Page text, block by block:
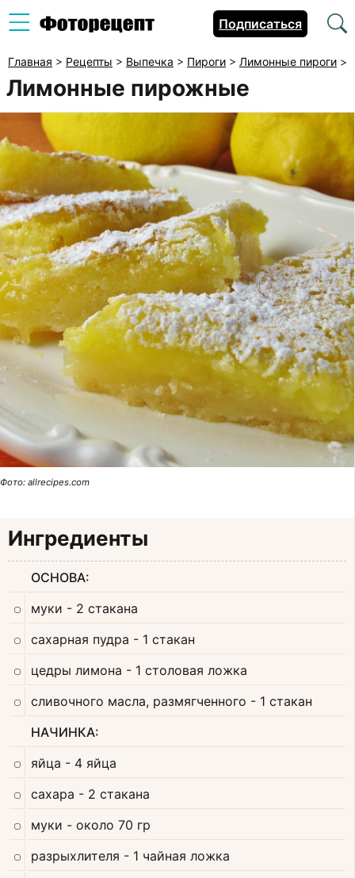
Подписаться
Главная > Рецепты > Выпечка > Пироги > Лимонные пироги >
Лимонные пирожные
Фото: allrecipes.com
Ингредиенты
ОСНОВА:
муки - 2 стакана
сахарная пудра - 1 стакан
цедры лимона - 1 столовая ложка
сливочного масла, размягченного - 1 стакан
НАЧИНКА:
яйца - 4 яйца
сахара - 2 стакана
муки - около 70 гр
разрыхлителя - 1 чайная ложка